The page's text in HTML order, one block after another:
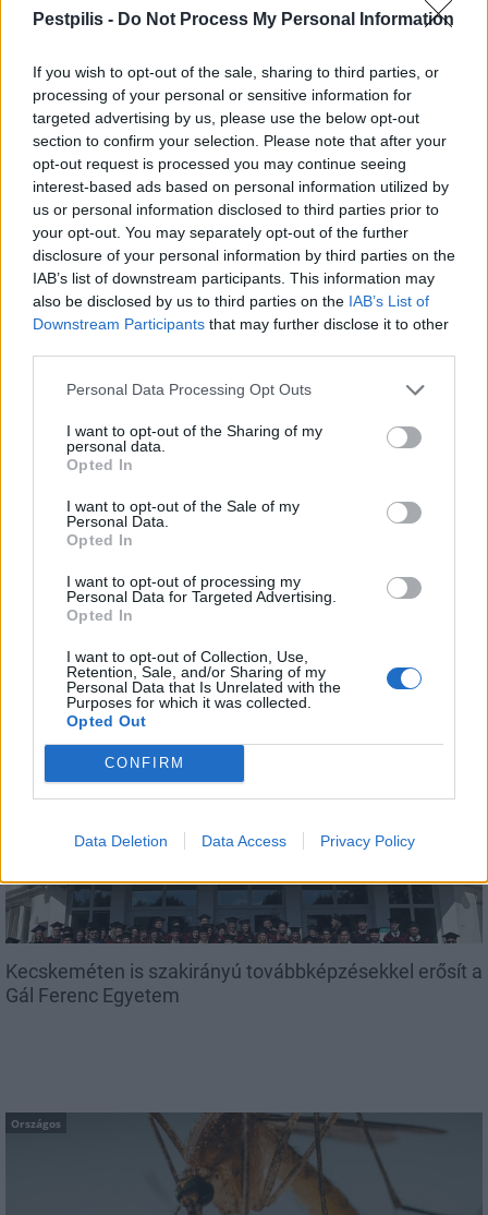
Pestpilis - Do Not Process My Personal Information
If you wish to opt-out of the sale, sharing to third parties, or
processing of your personal or sensitive information for
targeted advertising by us, please use the below opt-out
section to confirm your selection. Please note that after your
opt-out request is processed you may continue seeing
interest-based ads based on personal information utilized by
us or personal information disclosed to third parties prior to
your opt-out. You may separately opt-out of the further
disclosure of your personal information by third parties on the
IAB’s list of downstream participants. This information may
also be disclosed by us to third parties on the IAB’s List of
Downstream Participants that may further disclose it to other
Personal Data Processing Opt Outs
I want to opt-out of the Sharing of my
personal data.
Opted In
I want to opt-out of the Sale of my
Personal Data.
Opted In
I want to opt-out of processing my
Personal Data for Targeted Advertising.
Opted In
I want to opt-out of Collection, Use,
Retention, Sale, and/or Sharing of my
Personal Data that Is Unrelated with the
Purposes for which it was collected.
Opted Out
CONFIRM
Data Deletion Data Access Privacy Policy
Új gyalogosátkelők és jelzőlámpás
csomópont épül Angyalföldön
Másfélszeresére bővítik
Hódmezővásárhely jó hírű református
iskoláját
AJÁNLJUK MÉG
Kecskeméten is szakirányú továbbképzésekkel erősít a
Gál Ferenc Egyetem
Országos